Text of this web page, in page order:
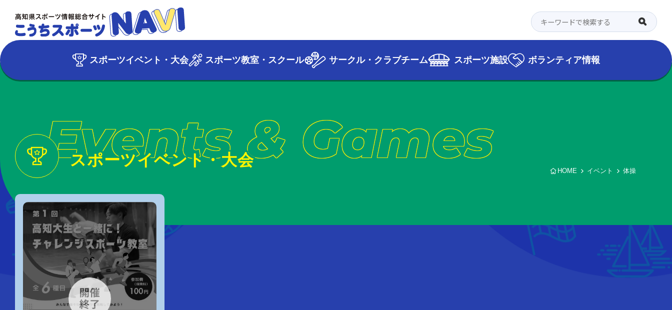
スポーツイベント・大会 スポーツ教室・スクール サークル・クラブチーム スポーツ施設 ボランティア情報
Events & Games
スポーツイベント・大会
HOME イベント 体操